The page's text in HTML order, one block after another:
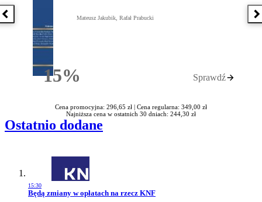
Poprzednia książka
15%Rabatu
Mateusz Jakubik, Rafał Prabucki
Sprawdź
Cena promocyjna: 296,65 zł | Cena regularna: 349,00 zł
Najniższa cena w ostatnich 30 dniach: 244,30 zł
Ostatnio dodane
15:30
Przejdź do artykułu:
Będą zmiany w opłatach na rzecz KNF